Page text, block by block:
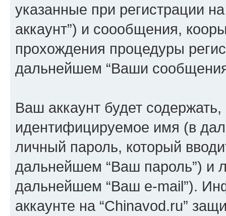
указанные при регистрации
аккаунт”) и соообщения,
прохождения процедуры
дальнейшем “Ваши
Ваш аккаунт будет
идентифицируемое имя (в
личный пароль, который
дальнейшем “Ваш пароль”) и
дальнейшем “Ваш e-mail”).
аккаунте на “Chinavod.ru”